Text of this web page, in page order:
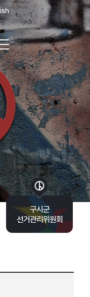
구시군
선거관리위원회
바로가기 목록 열기